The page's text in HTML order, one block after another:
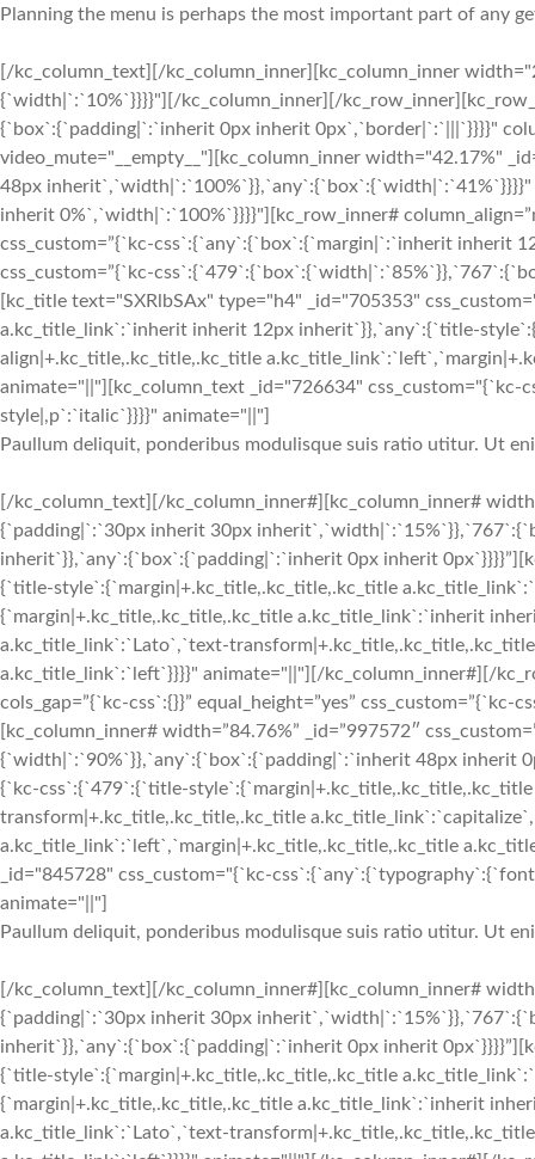
Planning the menu is perhaps the most important part of any
[/kc_column_text][/kc_column_inner][kc_column_inner
{`width|`:`10%`}}}}"][/kc_column_inner][/
{`box`:{`padding|`:`inherit 0px inherit 0px`,`border|`:`|||`}}}}"
video_mute="__empty__"][kc_column_inner width="42.17%"
48px
inherit 0%`,`width|`:`100%`}}}}"][kc_row_inner#
css_custom=”{`kc-css`:{`any`:{`box`:{`margin|`:`inherit inherit
css_custom=”{`kc-
[kc_title text="SXRlbSAx" type="h4" _id="705353"
a.kc_title_link`:`inherit inherit 12px inherit`}},`any`:{`title-
align|+.kc_title,.kc_title,.kc_title
animate="||"][kc_column_text _id="726634"
style|,p`:`italic`}}}}" animate="||"]
Paullum deliquit, ponderibus modulisque suis ratio utitur. Ut
[/kc_column_text][/kc_column_inner#][kc_column_inner#
{`padding|`:`30px inherit 30px
inherit`}},`any`:{`box`:{`padding|`:`inherit 0px inherit
{`title-style`:{`margin|+.kc_title,.kc_title,.kc_title
{`margin|+.kc_title,.kc_title,.kc_title a.kc_title_link`:`inherit
a.kc_title_link`:`Lato`,`text-
a.kc_title_link`:`left`}}}}" animate="||"][/kc_column_inner#][/
cols_gap=”{`kc-css`:{}}” equal_height=”yes”
[kc_column_inner# width=”84.76%” _id=”997572″
{`width|`:`90%`}},`any`:{`box`:{`padding|`:`inherit 48px inherit
{`kc-css`:{`479`:{`title-
transform|+.kc_title,.kc_title,.kc_title
a.kc_title_link`:`left`,`margin|+.kc_title,.kc_title,.kc_title
_id="845728" css_custom="{`kc-
animate="||"]
Paullum deliquit, ponderibus modulisque suis ratio utitur. Ut
[/kc_column_text][/kc_column_inner#][kc_column_inner#
{`padding|`:`30px inherit 30px
inherit`}},`any`:{`box`:{`padding|`:`inherit 0px inherit
{`title-style`:{`margin|+.kc_title,.kc_title,.kc_title
{`margin|+.kc_title,.kc_title,.kc_title a.kc_title_link`:`inherit
a.kc_title_link`:`Lato`,`text-